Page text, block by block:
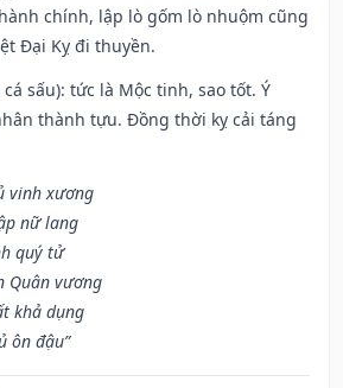
chính, lập lò gốm lò nhuộm cũng
Đại Kỵ đi thuyền.
cá sấu): tức là Mộc tinh, sao tốt. Ý
thành tựu. Đồng thời kỵ cải táng
vinh xương
nữ lang
quý tử
Quân vương
khả dụng
ôn đậu”